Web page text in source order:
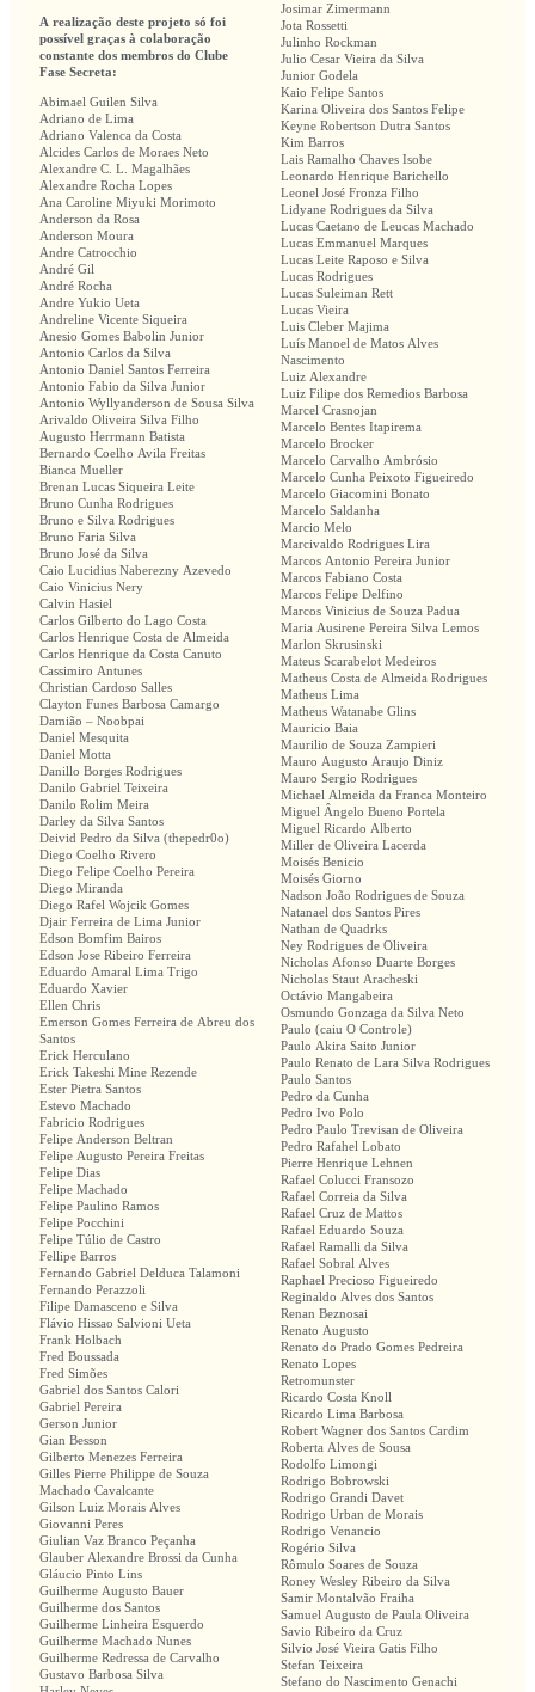
A realização deste projeto só foi
possível graças à colaboração
constante dos membros do Clube
Fase Secreta:
Abimael Guilen Silva
Adriano de Lima
Adriano Valenca da Costa
Alcides Carlos de Moraes Neto
Alexandre C. L. Magalhães
Alexandre Rocha Lopes
Ana Caroline Miyuki Morimoto
Anderson da Rosa
Anderson Moura
Andre Catrocchio
André Gil
André Rocha
Andre Yukio Ueta
Andreline Vicente Siqueira
Anesio Gomes Babolin Junior
Antonio Carlos da Silva
Antonio Daniel Santos Ferreira
Antonio Fabio da Silva Junior
Antonio Wyllyanderson de Sousa Silva
Arivaldo Oliveira Silva Filho
Augusto Herrmann Batista
Bernardo Coelho Avila Freitas
Bianca Mueller
Brenan Lucas Siqueira Leite
Bruno Cunha Rodrigues
Bruno e Silva Rodrigues
Bruno Faria Silva
Bruno José da Silva
Caio Lucidius Naberezny Azevedo
Caio Vinicius Nery
Calvin Hasiel
Carlos Gilberto do Lago Costa
Carlos Henrique Costa de Almeida
Carlos Henrique da Costa Canuto
Cassimiro Antunes
Christian Cardoso Salles
Clayton Funes Barbosa Camargo
Damião – Noobpai
Daniel Mesquita
Daniel Motta
Danillo Borges Rodrigues
Danilo Gabriel Teixeira
Danilo Rolim Meira
Darley da Silva Santos
Deivid Pedro da Silva (thepedr0o)
Diego Coelho Rivero
Diego Felipe Coelho Pereira
Diego Miranda
Diego Rafel Wojcik Gomes
Djair Ferreira de Lima Junior
Edson Bomfim Bairos
Edson Jose Ribeiro Ferreira
Eduardo Amaral Lima Trigo
Eduardo Xavier
Ellen Chris
Emerson Gomes Ferreira de Abreu dos
Santos
Erick Herculano
Erick Takeshi Mine Rezende
Ester Pietra Santos
Estevo Machado
Fabricio Rodrigues
Felipe Anderson Beltran
Felipe Augusto Pereira Freitas
Felipe Dias
Felipe Machado
Felipe Paulino Ramos
Felipe Pocchini
Felipe Túlio de Castro
Fellipe Barros
Fernando Gabriel Delduca Talamoni
Fernando Perazzoli
Filipe Damasceno e Silva
Flávio Hissao Salvioni Ueta
Frank Holbach
Fred Boussada
Fred Simões
Gabriel dos Santos Calori
Gabriel Pereira
Gerson Junior
Gian Besson
Gilberto Menezes Ferreira
Gilles Pierre Philippe de Souza
Machado Cavalcante
Gilson Luiz Morais Alves
Giovanni Peres
Giulian Vaz Branco Peçanha
Glauber Alexandre Brossi da Cunha
Gláucio Pinto Lins
Guilherme Augusto Bauer
Guilherme dos Santos
Guilherme Linheira Esquerdo
Guilherme Machado Nunes
Guilherme Redressa de Carvalho
Gustavo Barbosa Silva
Josimar Zimermann
Jota Rossetti
Julinho Rockman
Julio Cesar Vieira da Silva
Junior Godela
Kaio Felipe Santos
Karina Oliveira dos Santos Felipe
Keyne Robertson Dutra Santos
Kim Barros
Lais Ramalho Chaves Isobe
Leonardo Henrique Barichello
Leonel José Fronza Filho
Lidyane Rodrigues da Silva
Lucas Caetano de Leucas Machado
Lucas Emmanuel Marques
Lucas Leite Raposo e Silva
Lucas Rodrigues
Lucas Suleiman Rett
Lucas Vieira
Luis Cleber Majima
Luís Manoel de Matos Alves
Nascimento
Luiz Alexandre
Luiz Filipe dos Remedios Barbosa
Marcel Crasnojan
Marcelo Bentes Itapirema
Marcelo Brocker
Marcelo Carvalho Ambrósio
Marcelo Cunha Peixoto Figueiredo
Marcelo Giacomini Bonato
Marcelo Saldanha
Marcio Melo
Marcivaldo Rodrigues Lira
Marcos Antonio Pereira Junior
Marcos Fabiano Costa
Marcos Felipe Delfino
Marcos Vinicius de Souza Padua
Maria Ausirene Pereira Silva Lemos
Marlon Skrusinski
Mateus Scarabelot Medeiros
Matheus Costa de Almeida Rodrigues
Matheus Lima
Matheus Watanabe Glins
Mauricio Baia
Maurilio de Souza Zampieri
Mauro Augusto Araujo Diniz
Mauro Sergio Rodrigues
Michael Almeida da Franca Monteiro
Miguel Ângelo Bueno Portela
Miguel Ricardo Alberto
Miller de Oliveira Lacerda
Moisés Benicio
Moisés Giorno
Nadson João Rodrigues de Souza
Natanael dos Santos Pires
Nathan de Quadrks
Ney Rodrigues de Oliveira
Nicholas Afonso Duarte Borges
Nicholas Staut Aracheski
Octávio Mangabeira
Osmundo Gonzaga da Silva Neto
Paulo (caiu O Controle)
Paulo Akira Saito Junior
Paulo Renato de Lara Silva Rodrigues
Paulo Santos
Pedro da Cunha
Pedro Ivo Polo
Pedro Paulo Trevisan de Oliveira
Pedro Rafahel Lobato
Pierre Henrique Lehnen
Rafael Colucci Fransozo
Rafael Correia da Silva
Rafael Cruz de Mattos
Rafael Eduardo Souza
Rafael Ramalli da Silva
Rafael Sobral Alves
Raphael Precioso Figueiredo
Reginaldo Alves dos Santos
Renan Beznosai
Renato Augusto
Renato do Prado Gomes Pedreira
Renato Lopes
Retromunster
Ricardo Costa Knoll
Ricardo Lima Barbosa
Robert Wagner dos Santos Cardim
Roberta Alves de Sousa
Rodolfo Limongi
Rodrigo Bobrowski
Rodrigo Grandi Davet
Rodrigo Urban de Morais
Rodrigo Venancio
Rogério Silva
Rômulo Soares de Souza
Roney Wesley Ribeiro da Silva
Samir Montalvão Fraiha
Samuel Augusto de Paula Oliveira
Savio Ribeiro da Cruz
Silvio José Vieira Gatis Filho
Stefan Teixeira
Stefano do Nascimento Genachi